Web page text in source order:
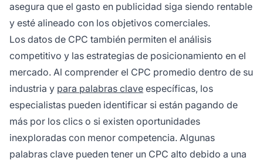
asegura que el gasto en publicidad siga siendo rentable
y esté alineado con los objetivos comerciales.
Los datos de CPC también permiten el análisis
competitivo y las estrategias de posicionamiento en el
mercado. Al comprender el CPC promedio dentro de su
industria y para palabras clave específicas, los
especialistas pueden identificar si están pagando de
más por los clics o si existen oportunidades
inexploradas con menor competencia. Algunas
palabras clave pueden tener un CPC alto debido a una